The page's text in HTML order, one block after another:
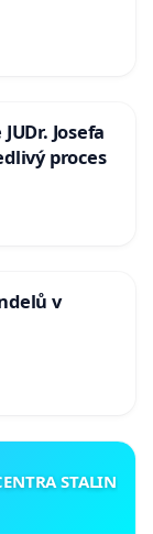
Josefa
proces
v
STALIN